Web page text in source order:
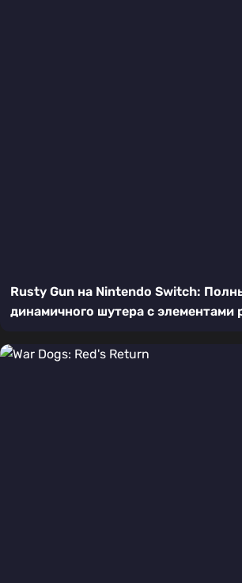
Rusty Gun на Nintendo Switch:
динамичного шутера с элементами